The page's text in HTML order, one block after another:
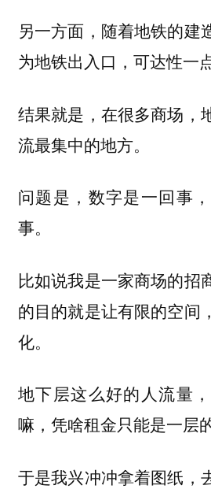
另一方面，随着地铁的建
为地铁出入口，可达性一
结果就是，在很多商场，
流最集中的地方。
问题是，数字是一回事
事。
比如说我是一家商场的招
的目的就是让有限的空间
化。
地下层这么好的人流量
嘛，凭啥租金只能是一层
于是我兴冲冲拿着图纸，